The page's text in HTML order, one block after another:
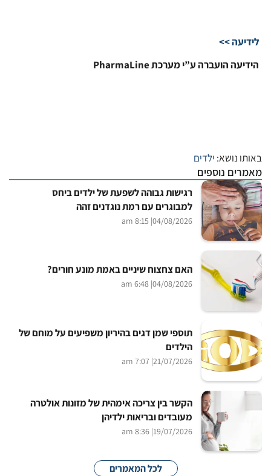
לידיעה >>
הידיעה הועברה ע”י מערכת PharmaLine
באותו נושא: ילדים
מאמרים נוספים
רגישות גבוהה לשפעת של ילדים ביחס
למבוגרים עם רמת נוגדנים זהה
04/08/2026
| 8:15 am
האם צחצוח שיניים באמת מונע חורים?
04/08/2026
| 6:48 am
תוספי שמן דגים בהיריון משפיעים על מוחם של
הילדים
21/07/2026
| 7:07 am
הקשר בין צריכה אימהית של מזונות אולטרה
מעובדים ובריאות ילדיהן
19/07/2026
| 8:36 am
לכל המאמרים